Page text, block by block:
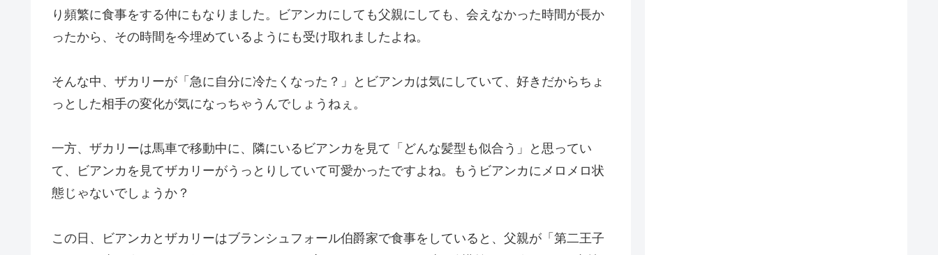
り頻繁に食事をする仲にもなりました。ビアンカにしても父親にしても、会えなかった時間が長か
ったから、その時間を今埋めているようにも受け取れましたよね。
そんな中、ザカリーが「急に自分に冷たくなった？」とビアンカは気にしていて、好きだからちょ
っとした相手の変化が気になっちゃうんでしょうねぇ。
一方、ザカリーは馬車で移動中に、隣にいるビアンカを見て「どんな髪型も似合う」と思ってい
て、ビアンカを見てザカリーがうっとりしていて可愛かったですよね。もうビアンカにメロメロ状
態じゃないでしょうか？
この日、ビアンカとザカリーはブランシュフォール伯爵家で食事をしていると、父親が「第二王子